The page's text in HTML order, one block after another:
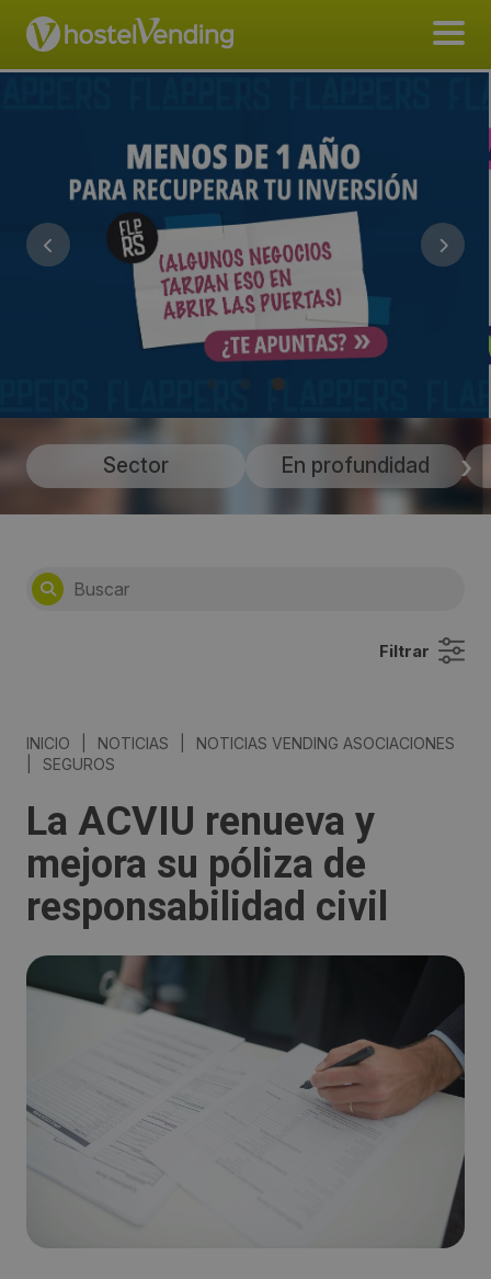
Sector En profundidad
Filtrar
INICIO NOTICIAS
NOTICIAS VENDING ASOCIACIONES
SEGUROS
La ACVIU renueva y
mejora su póliza de
responsabilidad civil